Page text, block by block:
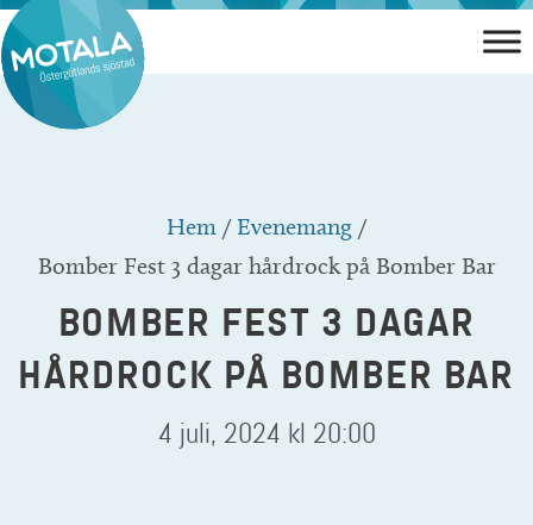
Hoppa
till
innehåll
Hem /Evenemang /
Bomber Fest 3 dagar hårdrock på Bomber Bar
BOMBER FEST 3 DAGAR
HÅRDROCK PÅ BOMBER BAR
4 juli, 2024 kl 20:00